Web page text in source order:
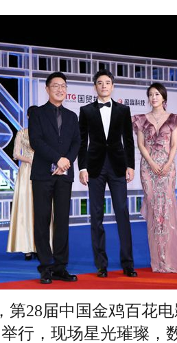
届中国金鸡百花电
行，现场星光璀璨，